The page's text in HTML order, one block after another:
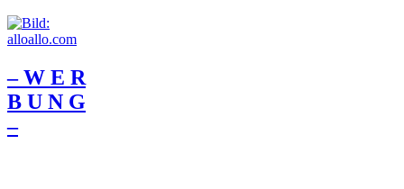
– W Ε R
Β U Ν G
–